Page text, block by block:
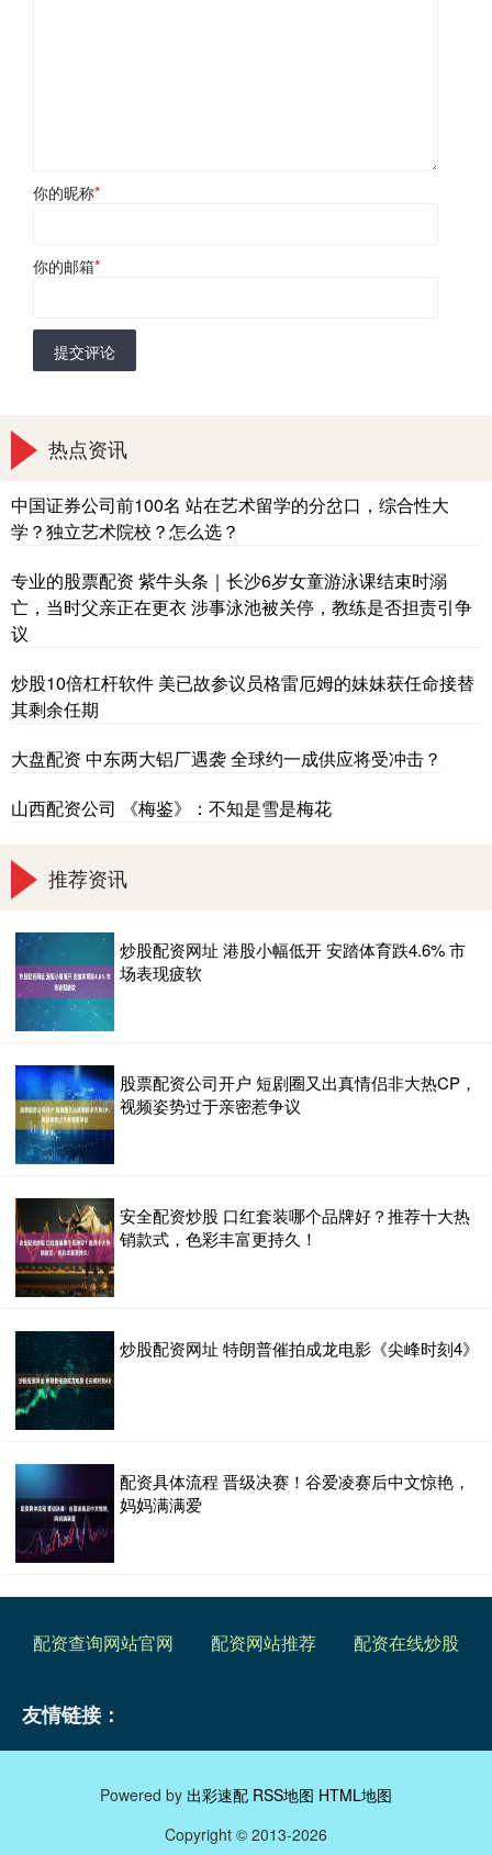
你的昵称*
你的邮箱*
提交评论
热点资讯
中国证券公司前100名 站在艺术留学的分岔口，综合性大
学？独立艺术院校？怎么选？
专业的股票配资 紫牛头条｜长沙6岁女童游泳课结束时溺
亡，当时父亲正在更衣 涉事泳池被关停，教练是否担责引争
议
炒股10倍杠杆软件 美已故参议员格雷厄姆的妹妹获任命接替
其剩余任期
大盘配资 中东两大铝厂遇袭 全球约一成供应将受冲击？
山西配资公司 《梅鉴》：不知是雪是梅花
推荐资讯
炒股配资网址 港股小幅低开 安踏体育跌4.6% 市
场表现疲软
股票配资公司开户 短剧圈又出真情侣非大热CP，
视频姿势过于亲密惹争议
安全配资炒股 口红套装哪个品牌好？推荐十大热
销款式，色彩丰富更持久！
炒股配资网址 特朗普催拍成龙电影《尖峰时刻4》
配资具体流程 晋级决赛！谷爱凌赛后中文惊艳，
妈妈满满爱
配资查询网站官网 配资网站推荐 配资在线炒股
友情链接：
Powered by 出彩速配 RSS地图 HTML地图
Copyright © 2013-2026